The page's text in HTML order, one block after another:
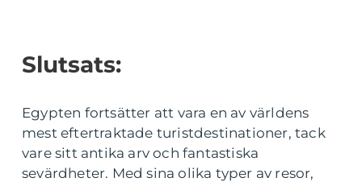
Slutsats:
Egypten fortsätter att vara en av världens
mest eftertraktade turistdestinationer, tack
vare sitt antika arv och fantastiska
sevärdheter. Med sina olika typer av resor,